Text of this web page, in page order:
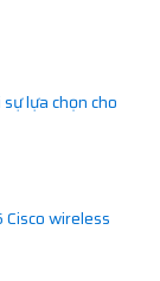
lựa chọn cho
wireless